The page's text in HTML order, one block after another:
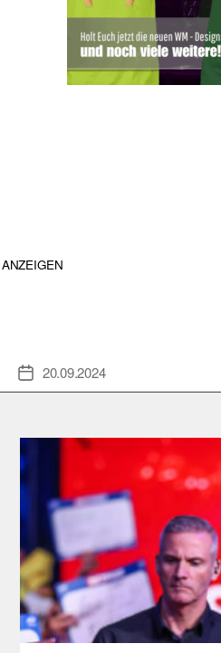
ANZEIGEN
Veröffentlichungsdatum
20.09.2024